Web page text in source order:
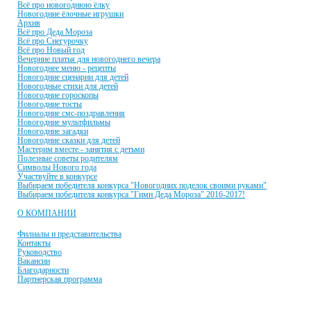
Всё про новогоднюю ёлку
Новогодние ёлочные игрушки
Архив
Всё про Деда Мороза
Всё про Снегурочку
Всё про Новый год
Вечерние платья для новогоднего вечера
Новогоднее меню - рецепты
Новогодние сценарии для детей
Новогодные стихи для детей
Новогодние гороскопы
Новогодние тосты
Новогодние смс-поздравления
Новогодние мультфильмы
Новогодние загадки
Новогодние сказки для детей
Мастерим вместе - занятия с детьми
Полезные советы родителям
Символы Нового года
Участвуйте в конкурсе
Выбираем победителя конкурса "Новогодних поделок своими руками"
Выбираем победителя конкурса "Гимн Деда Мороза" 2016-2017!
О КОМПАНИИ
Филиалы и представительства
Контакты
Руководство
Вакансии
Благодарности
Партнерская программа